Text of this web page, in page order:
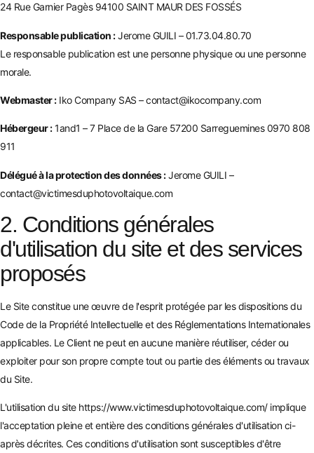
24 Rue Garnier Pagès 94100 SAINT MAUR DES FOSSÉS
Responsable publication :Jerome GUILI – 01.73.04.80.70
Le responsable publication est une personne physique ou une personne
morale.
Webmaster :Iko Company SAS – contact@ikocompany.com
Hébergeur :1and1 – 7 Place de la Gare 57200 Sarreguemines 0970 808
911
Délégué à la protection des données :Jerome GUILI –
contact@victimesduphotovoltaique.com
2. Conditions générales
d'utilisation du site et des services
proposés
Le Site constitue une œuvre de l'esprit protégée par les dispositions du
Code de la Propriété Intellectuelle et des Réglementations Internationales
applicables. Le Client ne peut en aucune manière réutiliser, céder ou
exploiter pour son propre compte tout ou partie des éléments ou travaux
du Site.
L'utilisation du site https://www.victimesduphotovoltaique.com/implique
l'acceptation pleine et entière des conditions générales d'utilisation ci-
après décrites. Ces conditions d'utilisation sont susceptibles d'être